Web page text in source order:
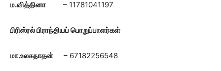
ம.வித்தினா – 11781041197
பிரிஸ்ரல் பிராந்தியப் பொறுப்பாளர்கள்
மா.உலகநாதன் – 67182256548